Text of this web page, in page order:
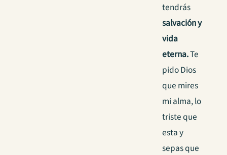
tendrás
salvación y
vida
eterna.Te
pido Dios
que mires
mi alma, lo
triste que
esta y
sepas que